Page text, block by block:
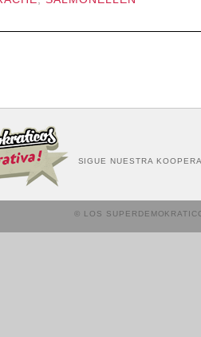
SIGUE NUESTRA
© LOS